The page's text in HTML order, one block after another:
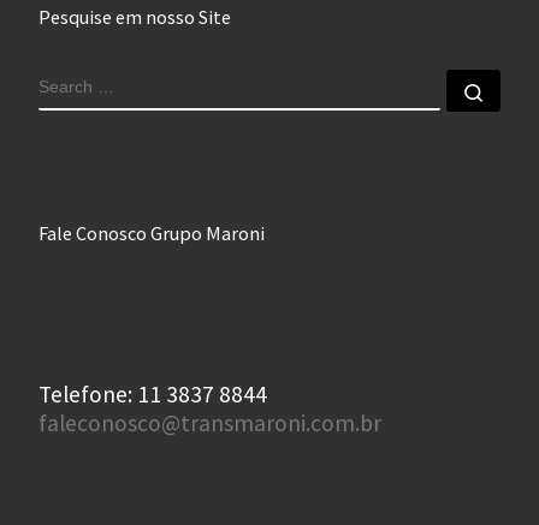
Pesquise em nosso Site
SEARCH
Fale Conosco Grupo Maroni
Telefone: 11 3837 8844
faleconosco@transmaroni.com.br